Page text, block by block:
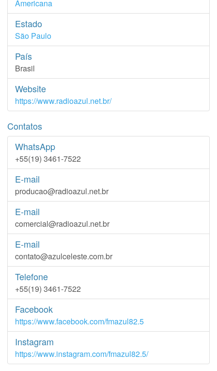
Americana
Estado
São Paulo
País
Brasil
Website
https://www.radioazul.net.br/
Contatos
WhatsApp
+55(19) 3461-7522
E-mail
producao@radioazul.net.br
E-mail
comercial@radioazul.net.br
E-mail
contato@azulceleste.com.br
Telefone
+55(19) 3461-7522
Facebook
https://www.facebook.com/fmazul82.5
Instagram
https://www.instagram.com/fmazul82.5/